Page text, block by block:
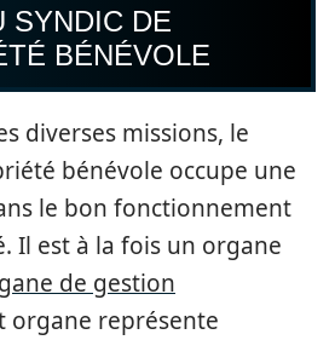
SYNDIC DE
BÉNÉVOLE
diverses missions, le
bénévole occupe une
le bon fonctionnement
Il est à la fois un organe
de gestion
organe représente